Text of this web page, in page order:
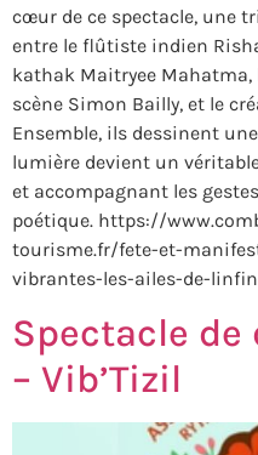
cœur de ce spectacle, une
entre le flûtiste indien
kathak Maitryee
scène Simon Bailly, et le
Ensemble, ils dessinent
lumière devient un
et accompagnant les
poétique. https://
tourisme.fr/fete-et-
vibrantes-les-ailes-de-
Spectacle de
– Vib’Tizil